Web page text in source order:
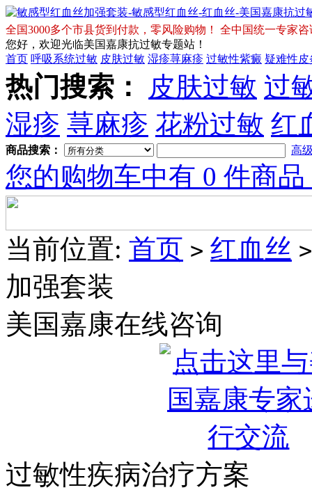
全国3000多个市县货到付款，零风险购物！ 全中国统一专家咨
您好，欢迎光临美国嘉康抗过敏专题站！
首页 呼吸系统过敏 皮肤过敏 湿疹荨麻疹 过敏性紫癜 疑难性皮
Tory
Burch
Sale
Shoes
Tory
Wedges
热门搜索： 皮肤过敏 过
湿疹 荨麻疹 花粉过敏 红
商品搜索： 高
您的购物车中有 0 件商
当前位置: 首页 > 红血丝 >
加强套装
美国嘉康在线咨询
过敏性疾病治疗方案